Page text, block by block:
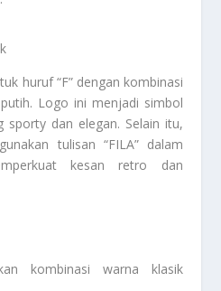
huruf “F” dengan kombinasi
Logo ini menjadi simbol
sporty dan elegan. Selain itu,
tulisan “FILA” dalam
kesan retro dan
kombinasi warna klasik